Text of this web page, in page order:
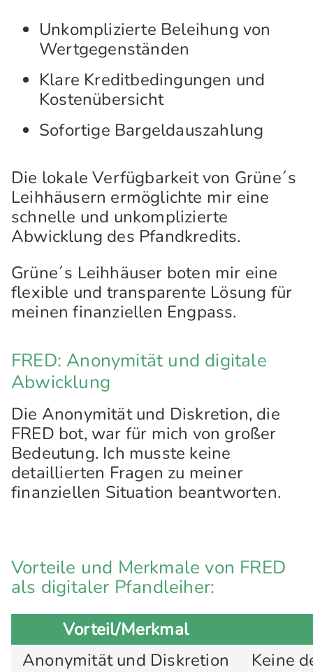
Unkomplizierte Beleihung von
Wertgegenständen
Klare Kreditbedingungen und
Kostenübersicht
Sofortige Bargeldauszahlung
Die lokale Verfügbarkeit von Grüne´s
Leihhäusern ermöglichte mir eine
schnelle und unkomplizierte
Abwicklung des Pfandkredits.
Grüne´s Leihhäuser boten mir eine
flexible und transparente Lösung für
meinen finanziellen Engpass.
FRED: Anonymität und digitale
Abwicklung
Die Anonymität und Diskretion, die
FRED bot, war für mich von großer
Bedeutung. Ich musste keine
detaillierten Fragen zu meiner
finanziellen Situation beantworten.
Vorteile und Merkmale von FRED
als digitaler Pfandleiher:
Vorteil/Merkmal
Anonymität und Diskretion
Keine